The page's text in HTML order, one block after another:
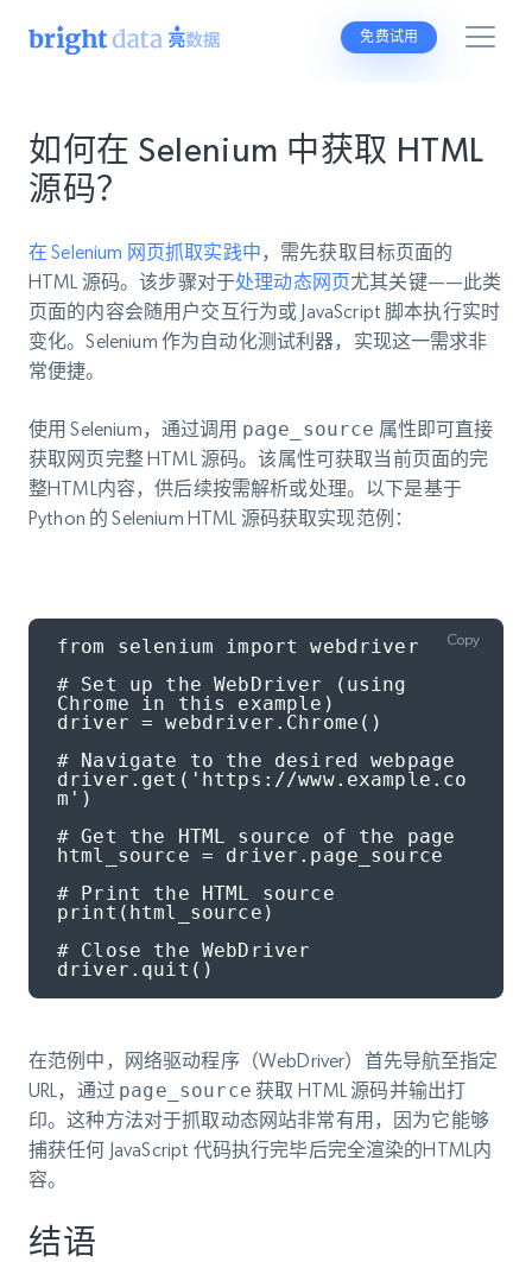
免费试用
如何在 Selenium 中获取 HTML
源码？
在 Selenium 网页抓取实践中，需先获取目标页面的
HTML 源码。该步骤对于处理动态网页尤其关键——此类
页面的内容会随用户交互行为或 JavaScript 脚本执行实时
变化。Selenium 作为自动化测试利器，实现这一需求非
常便捷。
使用 Selenium，通过调用 page_source 属性即可直接
获取网页完整 HTML 源码。该属性可获取当前页面的完
整HTML内容，供后续按需解析或处理。以下是基于
Python 的 Selenium HTML 源码获取实现范例：
from selenium import webdriver
# Set up the WebDriver (using
Chrome in this example)
driver = webdriver.Chrome()
# Navigate to the desired webpage
driver.get('https://www.example.co
m')
# Get the HTML source of the page
html_source = driver.page_source
# Print the HTML source
print(html_source)
# Close the WebDriver
driver.quit()
Copy
在范例中，网络驱动程序（WebDriver）首先导航至指定
URL，通过 page_source 获取 HTML 源码并输出打
印。这种方法对于抓取动态网站非常有用，因为它能够
捕获任何 JavaScript 代码执行完毕后完全渲染的HTML内
容。
结语